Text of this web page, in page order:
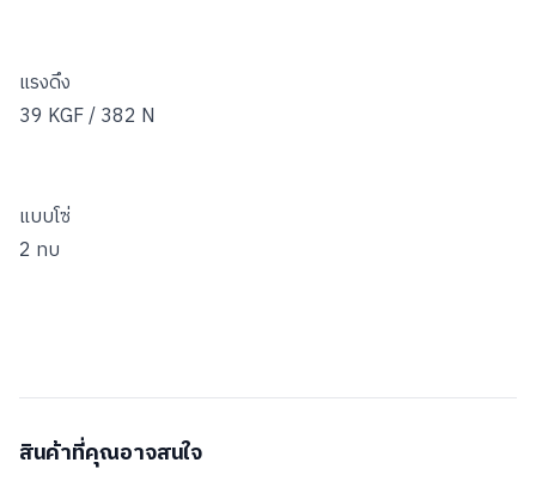
แรงดึง
39 KGF / 382 N
แบบโซ่
2 ทบ
สินค้าที่คุณอาจสนใจ